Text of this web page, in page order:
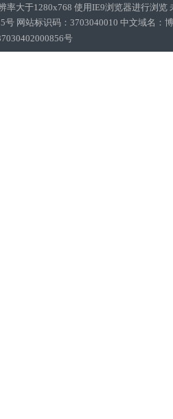
率大于1280x768 使用IE9浏览器进行浏览
号 网站标识码：3703040010 中文域名：
号